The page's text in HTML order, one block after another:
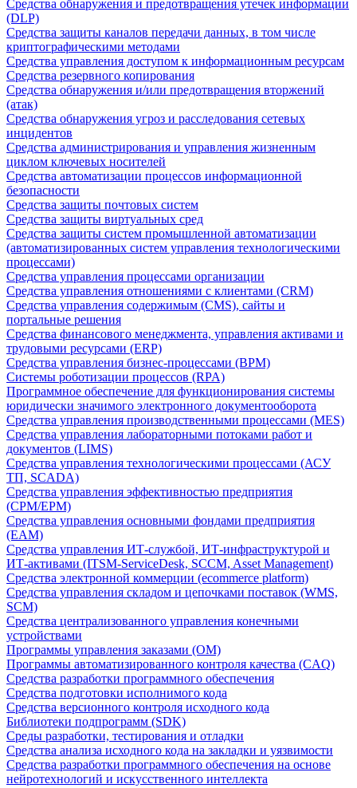
Средства обнаружения и предотвращения утечек информации
(DLP)
Средства защиты каналов передачи данных, в том числе
криптографическими методами
Средства управления доступом к информационным ресурсам
Средства резервного копирования
Средства обнаружения и/или предотвращения вторжений
(атак)
Средства обнаружения угроз и расследования сетевых
инцидентов
Средства администрирования и управления жизненным
циклом ключевых носителей
Средства автоматизации процессов информационной
безопасности
Средства защиты почтовых систем
Средства защиты виртуальных сред
Средства защиты систем промышленной автоматизации
(автоматизированных систем управления технологическими
процессами)
Средства управления процессами организации
Средства управления отношениями с клиентами (CRM)
Средства управления содержимым (CMS), сайты и
портальные решения
Средства финансового менеджмента, управления активами и
трудовыми ресурсами (ERP)
Средства управления бизнес-процессами (BPM)
Системы роботизации процессов (RPA)
Программное обеспечение для функционирования системы
юридически значимого электронного документооборота
Средства управления производственными процессами (MES)
Средства управления лабораторными потоками работ и
документов (LIMS)
Средства управления технологическими процессами (АСУ
ТП, SCADA)
Средства управления эффективностью предприятия
(CPM/EPM)
Средства управления основными фондами предприятия
(EAM)
Средства управления ИТ-службой, ИТ-инфраструктурой и
ИТ-активами (ITSM-ServiceDesk, SCCM, Asset Management)
Средства электронной коммерции (ecommerce platform)
Средства управления складом и цепочками поставок (WMS,
SCM)
Средства централизованного управления конечными
устройствами
Программы управления заказами (OM)
Программы автоматизированного контроля качества (CAQ)
Средства разработки программного обеспечения
Средства подготовки исполнимого кода
Средства версионного контроля исходного кода
Библиотеки подпрограмм (SDK)
Среды разработки, тестирования и отладки
Средства анализа исходного кода на закладки и уязвимости
Средства разработки программного обеспечения на основе
нейротехнологий и искусственного интеллекта